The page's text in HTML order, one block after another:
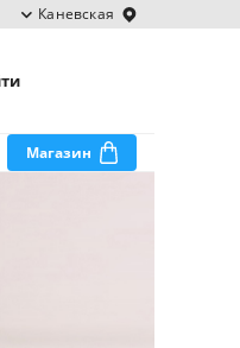
Каневская
Магазин